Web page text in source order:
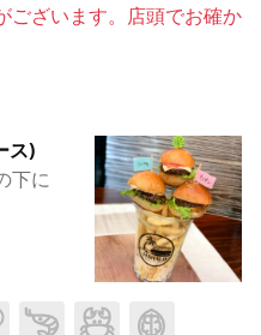
ございます。店頭でお確か
ス)
下に